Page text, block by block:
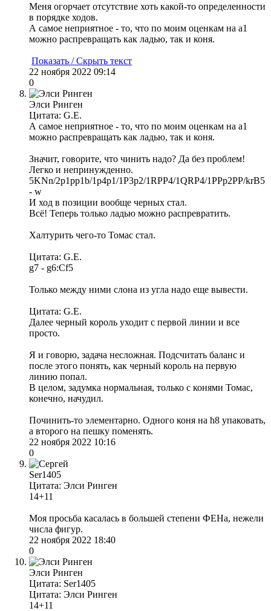
Меня огорчает отсутствие хоть какой-то определенности
в порядке ходов.
А самое неприятное - то, что по моим оценкам на а1
можно распревращать как ладью, так и коня.
Показать / Скрыть текст
22 ноября 2022 09:14
0
Элси Ринген
Цитата: G.E.
А самое неприятное - то, что по моим оценкам на а1
можно распревращать как ладью, так и коня.
Значит, говорите, что чинить надо? Да без проблем!
Легко и непринужденно.
5KNn/2p1pp1b/1p4p1/1P3p2/1RPP4/1QRP4/1PPp2PP/krB5
- w
И ход в позиции вообще черных стал.
Всё! Теперь только ладью можно распревратить.
Халтурить чего-то Томас стал.
Цитата: G.E.
g7 - g6:Cf5
Только между ними слона из угла надо еще вывести.
Цитата: G.E.
Далее черный король уходит с первой линии и все
просто.
Я и говорю, задача несложная. Подсчитать баланс и
после этого понять, как черный король на первую
линию попал.
В целом, задумка нормальная, только с конями Томас,
конечно, начудил.
Починить-то элементарно. Одного коня на h8 упаковать,
а второго на пешку поменять.
22 ноября 2022 10:16
0
Ser1405
Цитата: Элси Ринген
14+11
Моя просьба касалась в большей степени ФЕНа, нежели
числа фигур.
22 ноября 2022 18:40
0
Элси Ринген
Цитата: Ser1405
Цитата: Элси Ринген
14+11